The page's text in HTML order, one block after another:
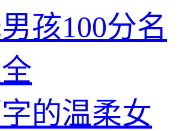
孩100分名
的温柔女